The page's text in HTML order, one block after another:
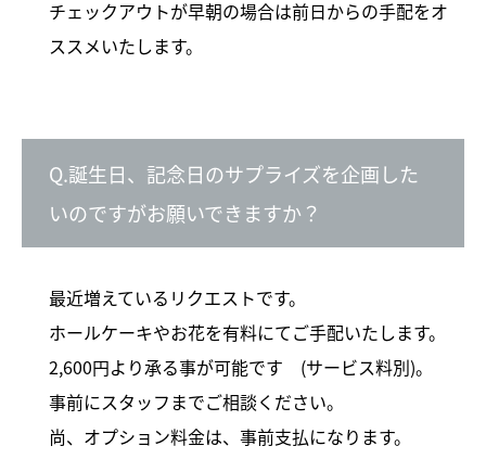
チェックアウトが早朝の場合は前日からの手配をオ
ススメいたします。
Q.誕生日、記念日のサプライズを企画した
いのですがお願いできますか？
最近増えているリクエストです。
ホールケーキやお花を有料にてご手配いたします。
2,600円より承る事が可能です (サービス料別)。
事前にスタッフまでご相談ください。
尚、オプション料金は、事前支払になります。